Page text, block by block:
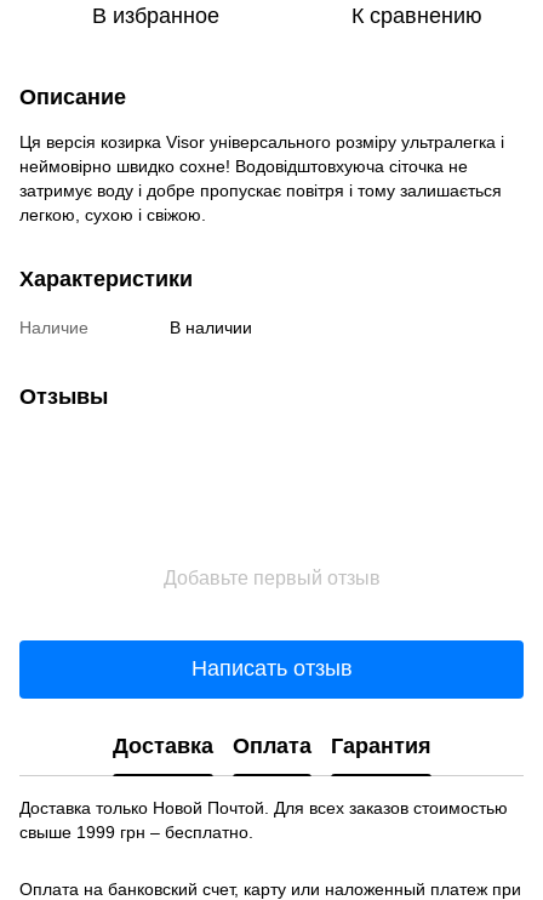
В избранное К сравнению
Описание
Ця версія козирка Visor універсального розміру ультралегка і
неймовірно швидко сохне! Водовідштовхуюча сіточка не
затримує воду і добре пропускає повітря і тому залишається
легкою, сухою і свіжою.
Характеристики
Наличие В наличии
Отзывы
Добавьте первый отзыв
Написать отзыв
Доставка Оплата Гарантия
Доставка только Новой Почтой. Для всех заказов стоимостью
свыше 1999 грн – бесплатно.
Оплата на банковский счет, карту или наложенный платеж при